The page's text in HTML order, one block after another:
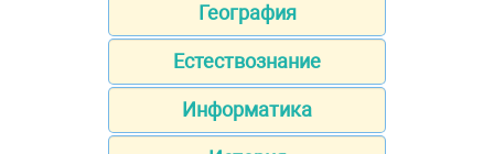
География
Естествознание
Информатика